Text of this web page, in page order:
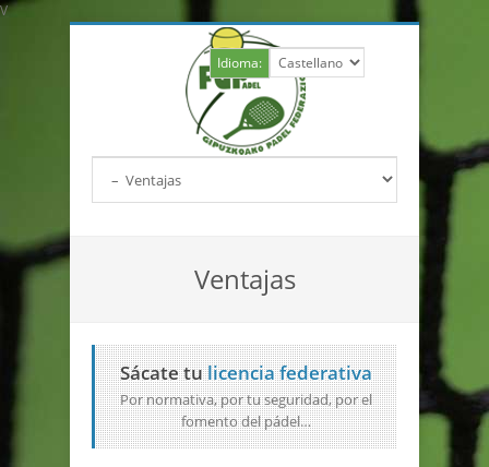
V
Idioma:
Ventajas
Sácate tulicencia federativa
Por normativa, por tu seguridad, por el
fomento del pádel…